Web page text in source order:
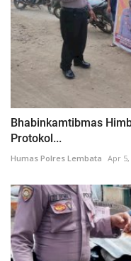
Bhabinkamtibmas
Protokol...
Humas Polres Lembata Apr 5,